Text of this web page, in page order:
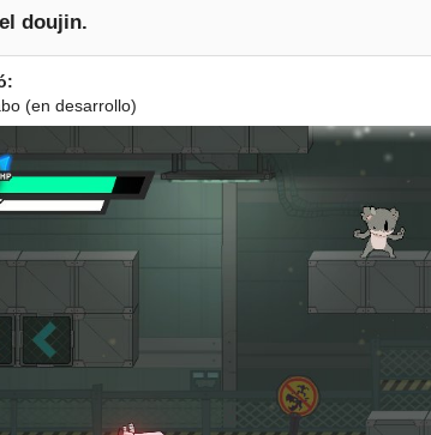
doujin.
(en desarrollo)